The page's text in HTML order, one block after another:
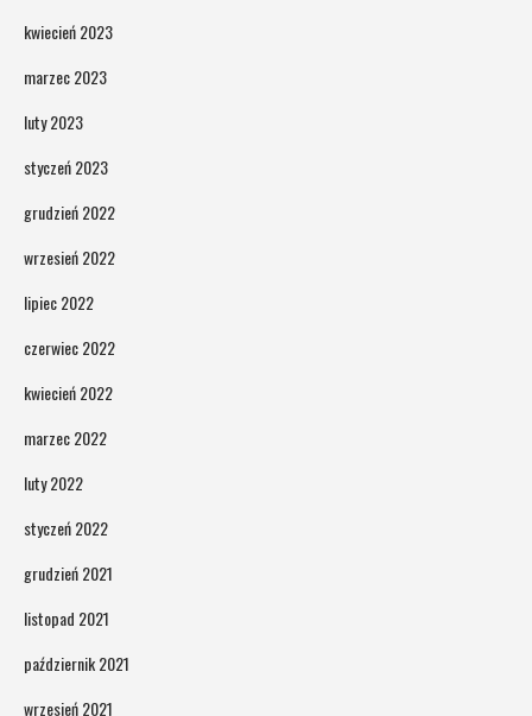
kwiecień 2023
marzec 2023
luty 2023
styczeń 2023
grudzień 2022
wrzesień 2022
lipiec 2022
czerwiec 2022
kwiecień 2022
marzec 2022
luty 2022
styczeń 2022
grudzień 2021
listopad 2021
październik 2021
wrzesień 2021